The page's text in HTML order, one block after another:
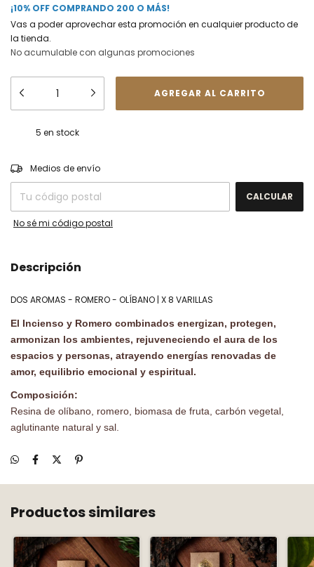
¡10% OFF COMPRANDO 200 O MÁS!
Vas a poder aprovechar esta promoción en cualquier producto de
la tienda.
No acumulable con algunas promociones
5 en stock
Entregas para el CP:
Medios de envío
CALCULAR
No sé mi código postal
Descripción
DOS AROMAS - ROMERO - OLÍBANO | X 8 VARILLAS
El Incienso y Romero combinados energizan, protegen,
armonizan los ambientes, rejuveneciendo el aura de los
espacios y personas, atrayendo energías renovadas de
amor, equilibrio emocional y espiritual.
Composición:
Resina de olíbano, romero, biomasa de fruta, carbón vegetal,
aglutinante natural y sal.
Productos similares